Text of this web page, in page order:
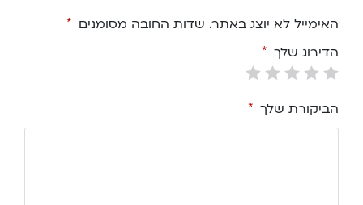
האימייל לא יוצג באתר. שדות החובה מסומנים *
הדירוג שלך *
הביקורת שלך *